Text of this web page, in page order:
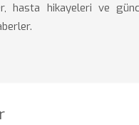
hasta hikayeleri ve